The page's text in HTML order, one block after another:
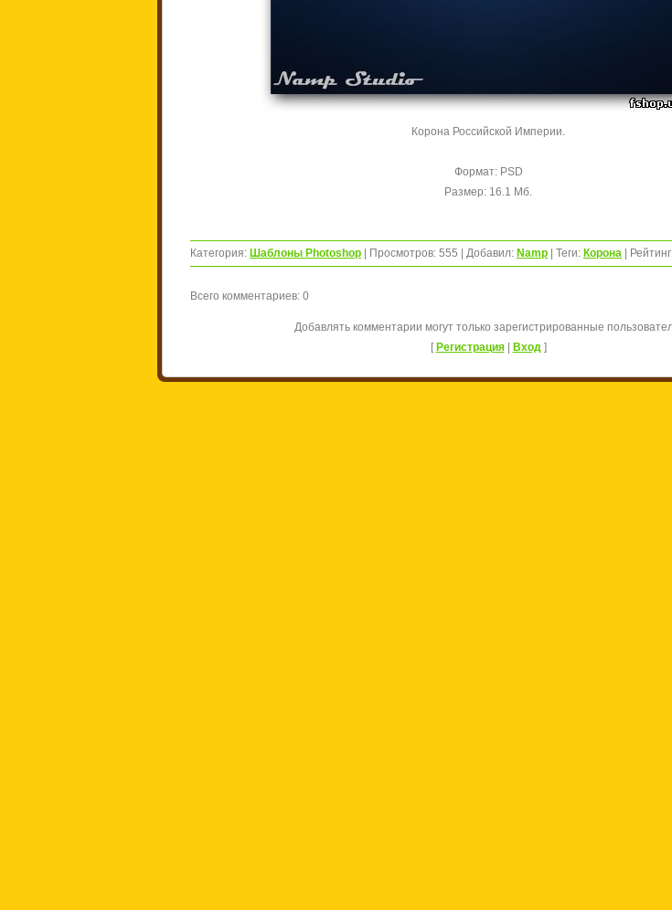
Корона Российской Империи.
Формат: PSD
Размер: 16.1 Мб.
Категория: Шаблоны Photoshop Просмотров: 555 Добавил: Namp Теги: Корона Рейтинг
Всего комментариев: 0
Добавлять комментарии могут только зарегистрированные
[ Регистрация| Вход]